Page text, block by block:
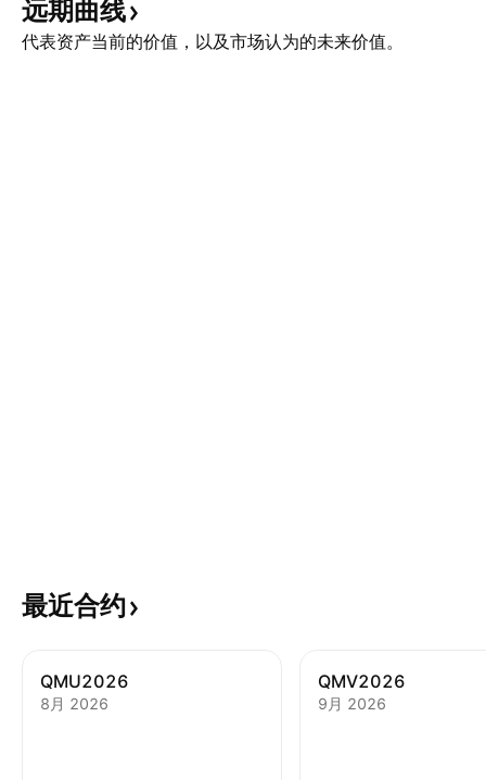
远期曲线
代表资产当前的价值，以及市场认为的未来价值。
最近合约
QMU2026
8月 2026
QMV2026
9月 2026